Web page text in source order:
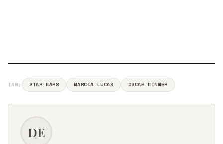
TAG: STAR WARS MARCIA LUCAS OSCAR WINNER
DE